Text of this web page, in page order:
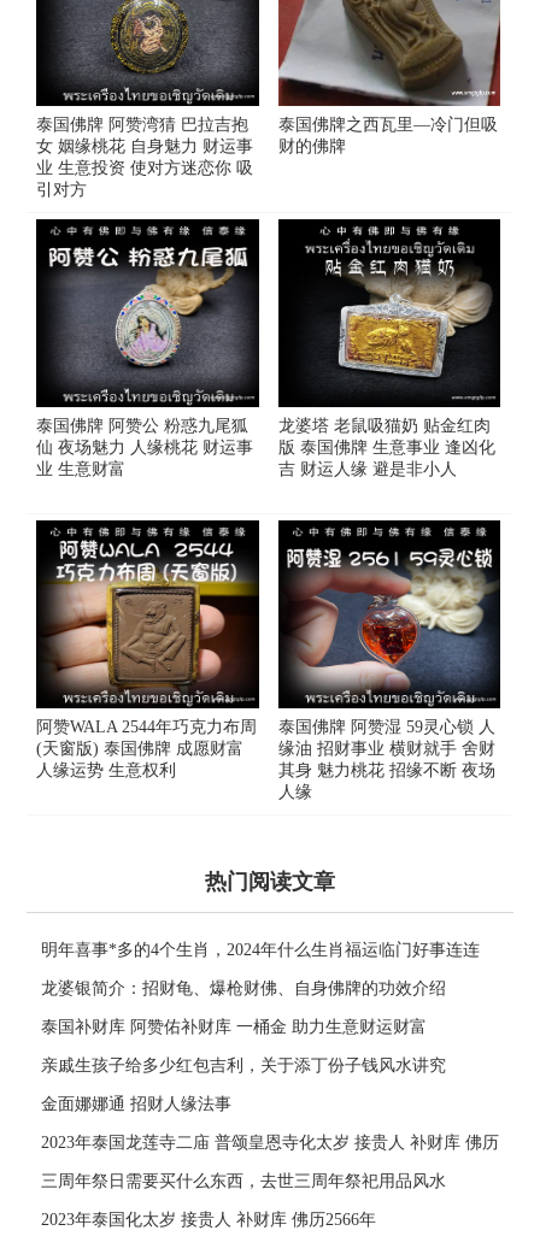
泰国佛牌 阿赞湾猜 巴拉吉抱
女 姻缘桃花 自身魅力 财运事
业 生意投资 使对方迷恋你 吸
引对方
泰国佛牌之西瓦里—冷门但吸
财的佛牌
泰国佛牌 阿赞公 粉惑九尾狐
仙 夜场魅力 人缘桃花 财运事
业 生意财富
龙婆塔 老鼠吸猫奶 贴金红肉
版 泰国佛牌 生意事业 逢凶化
吉 财运人缘 避是非小人
阿赞WALA 2544年巧克力布周
(天窗版) 泰国佛牌 成愿财富
人缘运势 生意权利
泰国佛牌 阿赞湿 59灵心锁 人
缘油 招财事业 横财就手 舍财
其身 魅力桃花 招缘不断 夜场
人缘
热门阅读文章
明年喜事*多的4个生肖，2024年什么生肖福运临门好事连连
龙婆银简介：招财龟、爆枪财佛、自身佛牌的功效介绍
泰国补财库 阿赞佑补财库 一桶金 助力生意财运财富
亲戚生孩子给多少红包吉利，关于添丁份子钱风水讲究
金面娜娜通 招财人缘法事
2023年泰国龙莲寺二庙 普颂皇恩寺化太岁 接贵人 补财库 佛历
2566年
三周年祭日需要买什么东西，去世三周年祭祀用品风水
2023年泰国化太岁 接贵人 补财库 佛历2566年